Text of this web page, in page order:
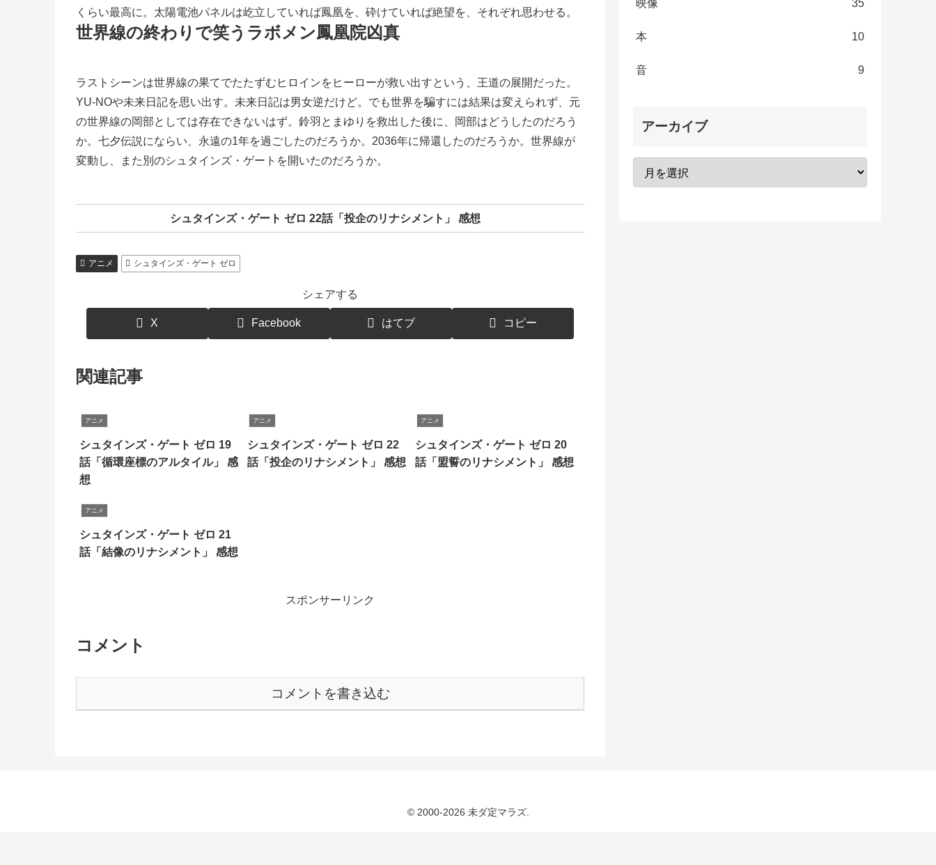
くらい最高に。太陽電池パネルは屹立していれば鳳凰を、砕けていれば絶望を、それぞれ思わせる。
世界線の終わりで笑うラボメン鳳凰院凶真
ラストシーンは世界線の果てでたたずむヒロインをヒーローが救い出すという、王道の展開だった。
YU-NOや未来日記を思い出す。未来日記は男女逆だけど。でも世界を騙すには結果は変えられず、元
の世界線の岡部としては存在できないはず。鈴羽とまゆりを救出した後に、岡部はどうしたのだろう
か。七夕伝説にならい、永遠の1年を過ごしたのだろうか。2036年に帰還したのだろうか。世界線が
変動し、また別のシュタインズ・ゲートを開いたのだろうか。
シュタインズ・ゲート ゼロ 22話「投企のリナシメント」 感想
アニメ シュタインズ・ゲート ゼロ
シェアする
X Facebook はてブ コピー
関連記事
アニメ
シュタインズ・ゲート ゼロ 19
話「循環座標のアルタイル」 感
想
アニメ
シュタインズ・ゲート ゼロ 22
話「投企のリナシメント」 感想
アニメ
シュタインズ・ゲート ゼロ 20
話「盟誓のリナシメント」 感想
アニメ
シュタインズ・ゲート ゼロ 21
話「結像のリナシメント」 感想
スポンサーリンク
コメント
コメントを書き込む
映像 35
本 10
音 9
アーカイブ
© 2000-2026 未ダ定マラズ.